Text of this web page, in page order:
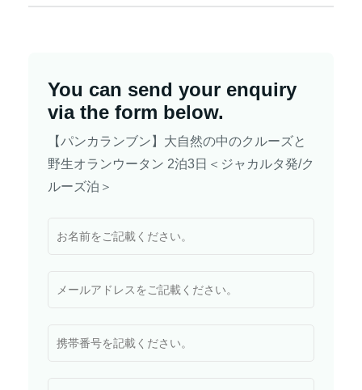
You can send your enquiry
via the form below.
【パンカランブン】大自然の中のクルーズと
野生オランウータン 2泊3日＜ジャカルタ発/ク
ルーズ泊＞